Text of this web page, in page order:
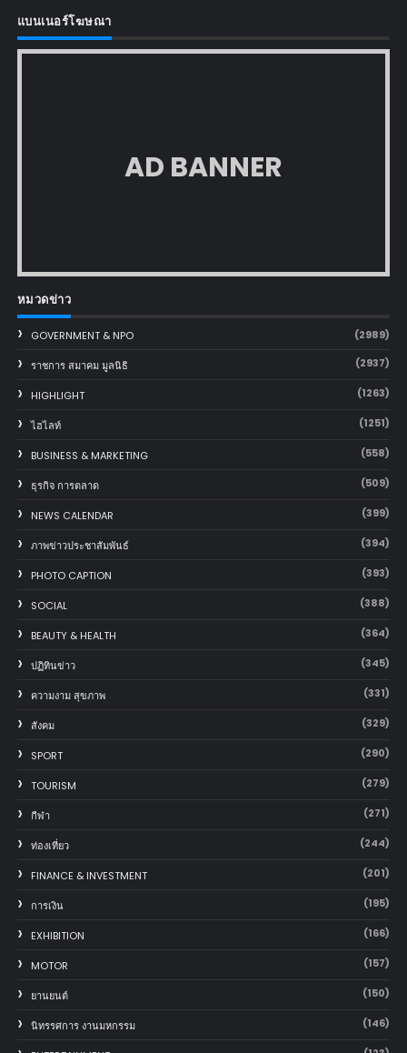
แบนเนอร์โฆษณา
AD BANNER
หมวดข่าว
GOVERNMENT & NPO (2989)
ราชการ สมาคม มูลนิธิ (2937)
HIGHLIGHT (1263)
ไฮไลท์ (1251)
BUSINESS & MARKETING (558)
ธุรกิจ การตลาด (509)
NEWS CALENDAR (399)
ภาพข่าวประชาสัมพันธ์ (394)
PHOTO CAPTION (393)
SOCIAL (388)
BEAUTY & HEALTH (364)
ปฏิทินข่าว (345)
ความงาม สุขภาพ (331)
สังคม (329)
SPORT (290)
TOURISM (279)
กีฬา (271)
ท่องเที่ยว (244)
FINANCE & INVESTMENT (201)
การเงิน (195)
EXHIBITION (166)
MOTOR (157)
‎ยานยนต์‎ (150)
นิทรรศการ งานมหกรรม (146)